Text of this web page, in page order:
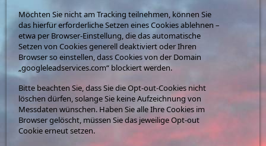
Möchten Sie nicht am Tracking teilnehmen, können Sie
das hierfür erforderliche Setzen eines Cookies ablehnen –
etwa per Browser-Einstellung, die das automatische
Setzen von Cookies generell deaktiviert oder Ihren
Browser so einstellen, dass Cookies von der Domain
„googleleadservices.com“ blockiert werden.
Bitte beachten Sie, dass Sie die Opt-out-Cookies nicht
löschen dürfen, solange Sie keine Aufzeichnung von
Messdaten wünschen. Haben Sie alle Ihre Cookies im
Browser gelöscht, müssen Sie das jeweilige Opt-out
Cookie erneut setzen.